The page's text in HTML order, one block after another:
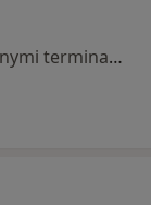
Brak dostępnych specjalistów z wolnymi terminami w tym centrum medycznym.